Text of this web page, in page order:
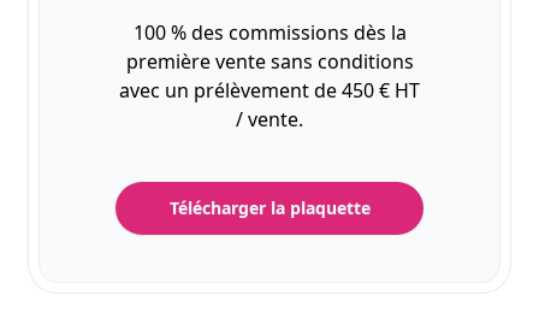
100 % des commissions dès la
première vente sans conditions
avec un prélèvement de 450 € HT
/ vente.
Télécharger la plaquette